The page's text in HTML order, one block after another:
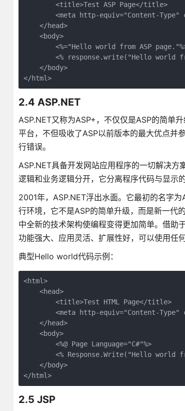
        <title>Test ASP Page</title>
<meta http-equiv="Content-Type"
    </head>
    <body>
<%="Hello world from ASP
<% response.write("Hello world
    </body>
</html>
2.4 ASP.NET
ASP.NET又称为ASP+，不仅仅是ASP的简单
平台，不但吸收了ASP以前版本的最大优点并
行错误。
ASP.NET具备开发网站应用程序的一切解决
逻辑和业务逻辑分开，它分离程序代码与显示
2001年，ASP.NET浮出水面。它最初的名字
行环境，它不是ASP的简单升级，而是新一
中全新的技术架构使编程变得更加简单。借助
功能强大、应用灵活、扩展性好，可以使用任
典型Hello world代码示例：
<html>
    <head>
        <title>Test HTML Page</title>
<meta http-equiv="Content-Type"
    </head>
    <body>
        <%@ Page Language="C#"%>
<% Response.Write("Hello world
    </body>
</html>
2.5 JSP